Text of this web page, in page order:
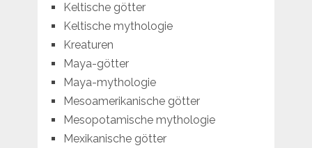
Keltische götter
Keltische mythologie
Kreaturen
Maya-götter
Maya-mythologie
Mesoamerikanische götter
Mesopotamische mythologie
Mexikanische götter